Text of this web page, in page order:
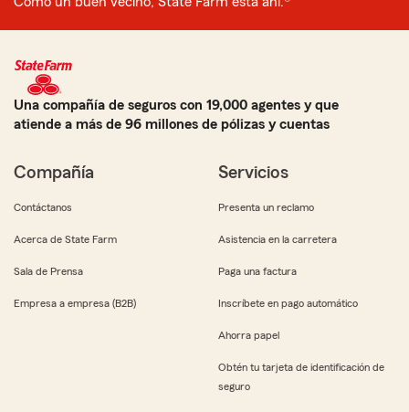
Una compañía de seguros con 19,000 agentes y que
atiende a más de 96 millones de pólizas y cuentas
Compañía
Contáctanos
Acerca de State Farm
Sala de Prensa
Empresa a empresa (B2B)
Servicios
Presenta un reclamo
Asistencia en la carretera
Paga una factura
Inscríbete en pago automático
Ahorra papel
Obtén tu tarjeta de identificación de
seguro